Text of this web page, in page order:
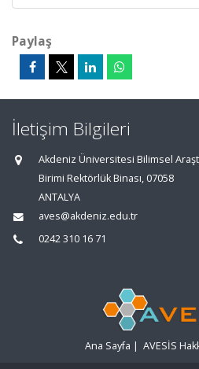
Paylaş
İletişim Bilgileri
Akdeniz Üniversitesi Bilimsel
Birimi Rektörlük Binası, 07058
ANTALYA
aves@akdeniz.edu.tr
0242 310 16 71
Ana Sayfa | AVESİS